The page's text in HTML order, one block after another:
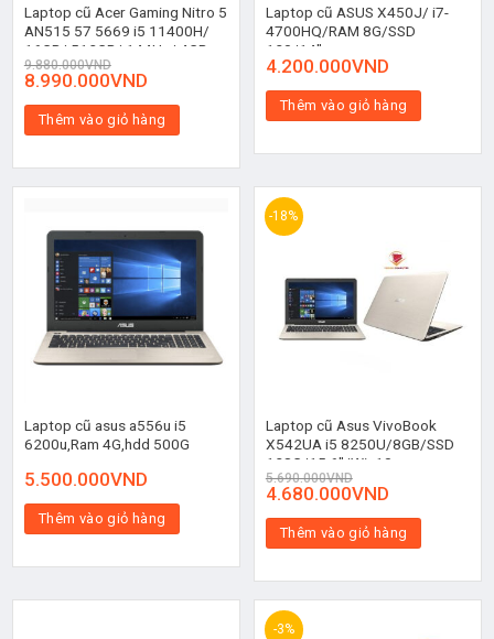
Laptop cũ Acer Gaming Nitro 5
AN515 57 5669 i5 11400H/
16GB/ 512GB/ 144Hz/ 4GB
GTX1650/Win11
9.880.000VND
8.990.000VND
Thêm vào giỏ hàng
Laptop cũ ASUS X450J/ i7-
4700HQ/RAM 8G/SSD
120/14″
4.200.000VND
Thêm vào giỏ hàng
Laptop cũ asus a556u i5
6200u,Ram 4G,hdd 500G
5.500.000VND
Thêm vào giỏ hàng
-18%
Laptop cũ Asus VivoBook
X542UA i5 8250U/8GB/SSD
128G/15.6″/Win10
5.690.000VND
4.680.000VND
Thêm vào giỏ hàng
-3%